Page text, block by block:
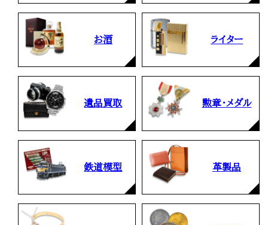
お酒 ライター
遺品買取 勲章・メダル
鉄道模型 革製品